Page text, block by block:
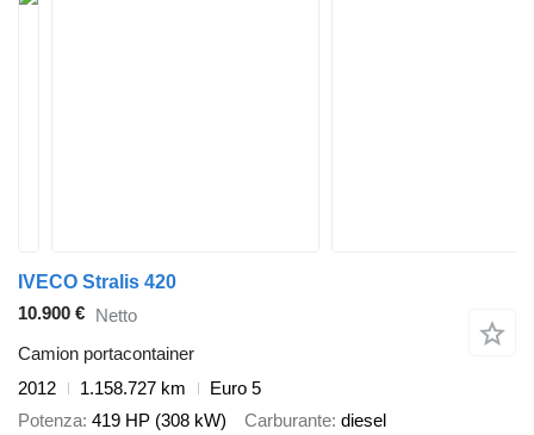
IVECO Stralis 420
10.900 € Netto
Camion portacontainer
2012
1.158.727 km
Euro 5
Potenza 419 HP (308 kW) Carburante diesel